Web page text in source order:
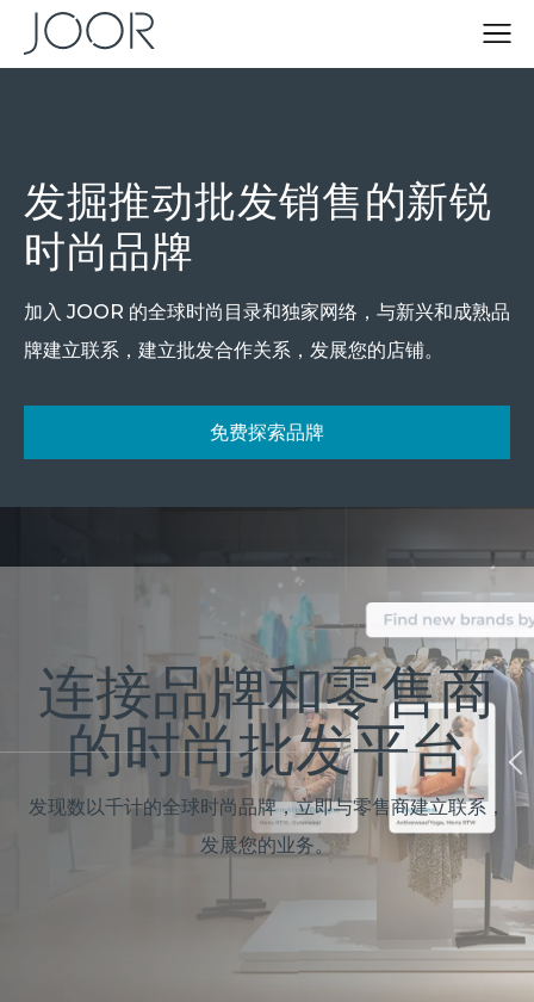
发掘推动批发销售的新锐
时尚品牌
加入 JOOR 的全球时尚目录和独家网络，与新兴和成熟品
牌建立联系，建立批发合作关系，发展您的店铺。
免费探索品牌
连接品牌和零售商
的时尚批发平台
发现数以千计的全球时尚品牌，立即与零售商建立联系，
发展您的业务。